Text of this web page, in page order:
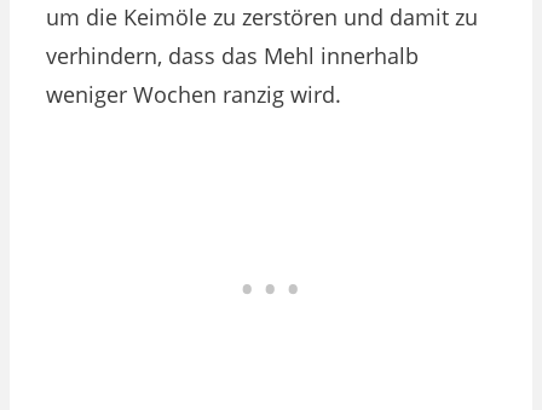
um die Keimöle zu zerstören und damit zu
verhindern, dass das Mehl innerhalb
weniger Wochen ranzig wird.